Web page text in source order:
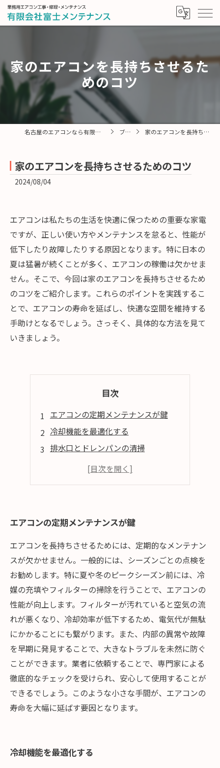
家のエアコンを長持ちさせるた
めのコツ
名古屋のエアコンなら有限会社富士メンテナンス ブログ 家のエアコンを長持ちさせるためのコツ
家のエアコンを長持ちさせるためのコツ
2024/08/04
エアコンは私たちの生活を快適に保つための重要な家電
ですが、正しい使い方やメンテナンスを怠ると、性能が
低下したり故障したりする原因となります。特に日本の
夏は猛暑が続くことが多く、エアコンの稼働は欠かせま
せん。そこで、今回は家のエアコンを長持ちさせるため
のコツをご紹介します。これらのポイントを実践するこ
とで、エアコンの寿命を延ばし、快適な空間を維持する
手助けとなるでしょう。さっそく、具体的な方法を見て
いきましょう。
目次
エアコンの定期メンテナンスが鍵
冷却機能を最適化する
排水口とドレンパンの清掃
使用環境の調整が重要
エアコンの定期メンテナンスが鍵
エアコンを長持ちさせるためには、定期的なメンテナン
スが欠かせません。一般的には、シーズンごとの点検を
お勧めします。特に夏や冬のピークシーズン前には、冷
媒の充填やフィルターの掃除を行うことで、エアコンの
性能が向上します。フィルターが汚れていると空気の流
れが悪くなり、冷却効率が低下するため、電気代が無駄
にかかることにも繋がります。また、内部の異常や故障
を早期に発見することで、大きなトラブルを未然に防ぐ
ことができます。業者に依頼することで、専門家による
徹底的なチェックを受けられ、安心して使用することが
できるでしょう。このような小さな手間が、エアコンの
寿命を大幅に延ばす要因となります。
冷却機能を最適化する